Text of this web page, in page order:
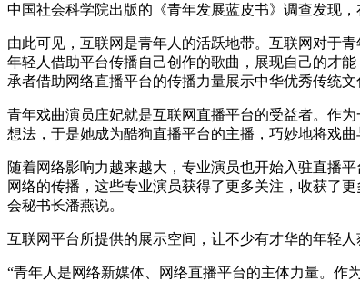
中国社会科学院出版的《青年发展蓝皮书》调查发现
由此可见，互联网是青年人的活跃地带。互联网对于
年轻人借助平台传播自己创作的歌曲，展现自己的才
承者借助网络直播平台的传播力量展示中华优秀传统
青年戏曲演员庄妃就是互联网直播平台的受益者。作
想法，于是她成为酷狗直播平台的主播，巧妙地将戏
随着网络影响力越来越大，专业演员也开始入驻直播
网络的传播，这些专业演员获得了更多关注，收获了
会秘书长潘燕说。
互联网平台所提供的展示空间，让不少有才华的年轻
“青年人是网络新媒体、网络直播平台的主体力量。